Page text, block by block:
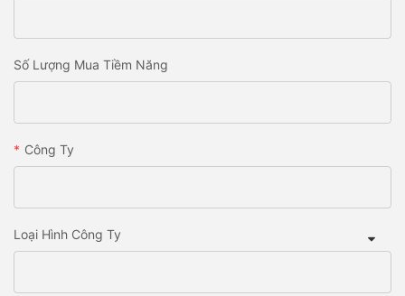
Số Lượng Mua Tiềm Năng
Công Ty
Loại Hình Công Ty